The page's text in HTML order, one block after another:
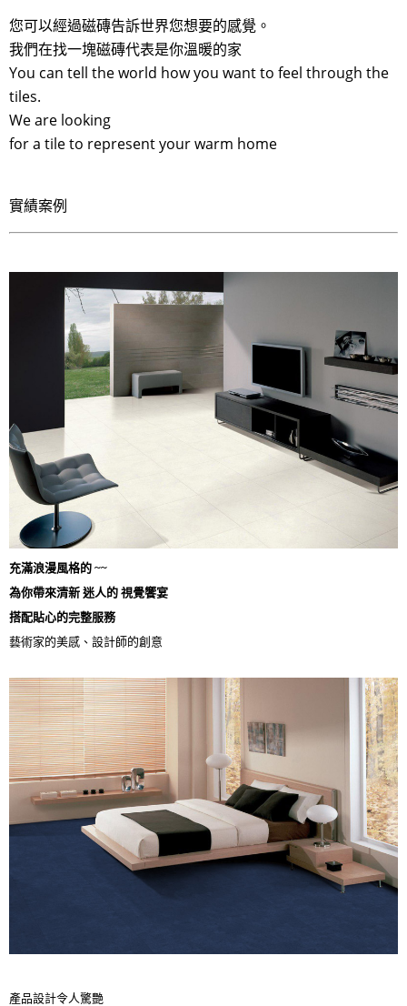
您可以經過磁磚告訴世界您想要的感覺。
我們在找一塊磁磚代表是你溫暖的家
You can tell the world how you want to feel through the
tiles.
We are looking
for a tile to represent your warm home
實績案例
充滿浪漫風格的 ~~
為你帶來清新 迷人的 視覺饗宴
搭配貼心的完整服務
藝術家的美感、設計師的創意
產品設計令人驚艷